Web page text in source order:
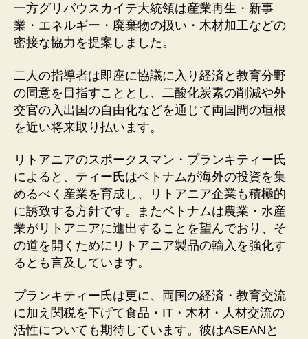
一方グリバウスカイテ大統領は産業再生・新事
業・エネルギー・廃棄物の扱い・木材加工などの
密接な協力を提案しました。
二人の指導者は即座に協議に入り経済と教育分野
の同意を目指すこととし、二酸化炭素の削減や外
交官の入出国の自由化などを通じて両国間の垣根
を近い将来取り払います。
リトアニアのスポークスマン・プランキティー氏
によると、ティー氏はベトナムが海外の投資を集
めるべく産業を育成し、リトアニア企業も積極的
に誘致する方針です。またベトナムは農業・水産
業がリトアニアに進出することを望んでおり、そ
の道を開くためにリトアニア製品の輸入を強化す
るとも言及しています。
プランキティー氏は更に、両国の経済・教育交流
に加え関税を下げて食品・IT・木材・人材交流の
活性についても期待しています。彼はASEANと